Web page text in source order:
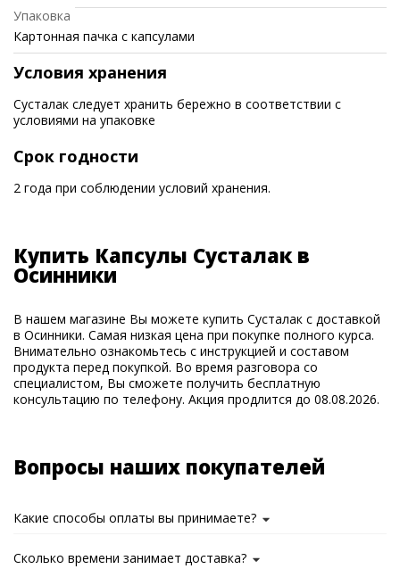
Упаковка
Картонная пачка с капсулами
Условия хранения
Сусталак следует хранить бережно в соответствии с
условиями на упаковке
Срок годности
2 года при соблюдении условий хранения.
Купить Капсулы Сусталак в
Осинники
В нашем магазине Вы можете купить Сусталак с доставкой
в Осинники. Самая низкая цена при покупке полного курса.
Внимательно ознакомьтесь с инструкцией и составом
продукта перед покупкой. Во время разговора со
специалистом, Вы сможете получить бесплатную
консультацию по телефону. Акция продлится до 08.08.2026.
Вопросы наших покупателей
Какие способы оплаты вы принимаете?
Сколько времени занимает доставка?